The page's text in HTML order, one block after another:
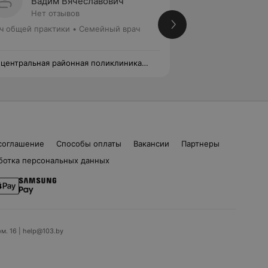
Нет отзывов
общей практики • Семейный врач
районная поликлиника
Способы оплаты Вакансии
Партнеры
персональных данных
16 | help@103.by